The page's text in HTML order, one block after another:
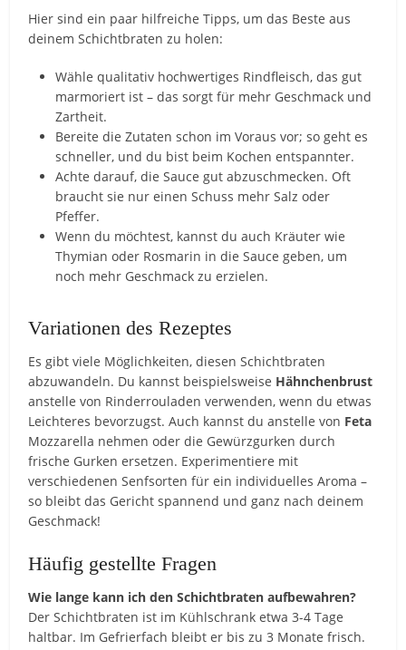
Hier sind ein paar hilfreiche Tipps, um das Beste aus
deinem Schichtbraten zu holen:
Wähle qualitativ hochwertiges Rindfleisch, das gut
marmoriert ist – das sorgt für mehr Geschmack und
Zartheit.
Bereite die Zutaten schon im Voraus vor; so geht es
schneller, und du bist beim Kochen entspannter.
Achte darauf, die Sauce gut abzuschmecken. Oft
braucht sie nur einen Schuss mehr Salz oder
Pfeffer.
Wenn du möchtest, kannst du auch Kräuter wie
Thymian oder Rosmarin in die Sauce geben, um
noch mehr Geschmack zu erzielen.
Variationen des Rezeptes
Es gibt viele Möglichkeiten, diesen Schichtbraten
abzuwandeln. Du kannst beispielsweise Hähnchenbrust
anstelle von Rinderrouladen verwenden, wenn du etwas
Leichteres bevorzugst. Auch kannst du anstelle von Feta
Mozzarella nehmen oder die Gewürzgurken durch
frische Gurken ersetzen. Experimentiere mit
verschiedenen Senfsorten für ein individuelles Aroma –
so bleibt das Gericht spannend und ganz nach deinem
Geschmack!
Häufig gestellte Fragen
Wie lange kann ich den Schichtbraten aufbewahren?
Der Schichtbraten ist im Kühlschrank etwa 3-4 Tage
haltbar. Im Gefrierfach bleibt er bis zu 3 Monate frisch.